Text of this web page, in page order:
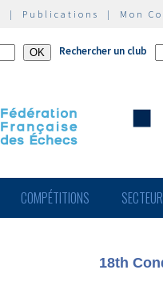
| Publications | Mon
Rechercher un club
COMPÉTITIONS
18th